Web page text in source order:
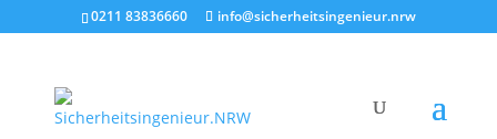
0211 83836660 info@sicherheitsingenieur.nrw